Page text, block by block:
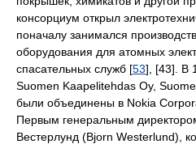
консорциум открыл
поначалу занимался
оборудования для атомных
спасательных служб [53], [43]. В
Suomen Kaapelitehdas Oy,
были объединены в Nokia
Первым генеральным
Вестерлунд (Bjorn Westerlund),